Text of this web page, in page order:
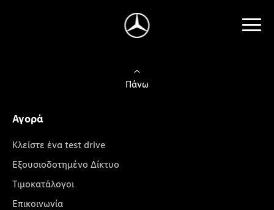
Πάνω
Αγορά
Κλείστε ένα test drive
Εξουσιοδοτημένο Δίκτυο
Τιμοκατάλογοι
Επικοινωνία